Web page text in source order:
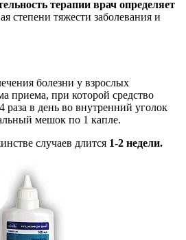
терапии врач определяет
степени тяжести заболевания и
болезни у взрослых
приема, при которой средство
раза в день во внутренний уголок
мешок по 1 капле.
случаев длится 1-2 недели.